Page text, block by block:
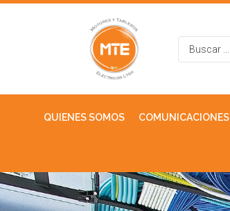
QUIENES SOMOS COMUNICACIONES